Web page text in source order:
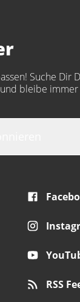
Thomann
Epiphone
Presonus
Suche Dir
bleibe
RSS